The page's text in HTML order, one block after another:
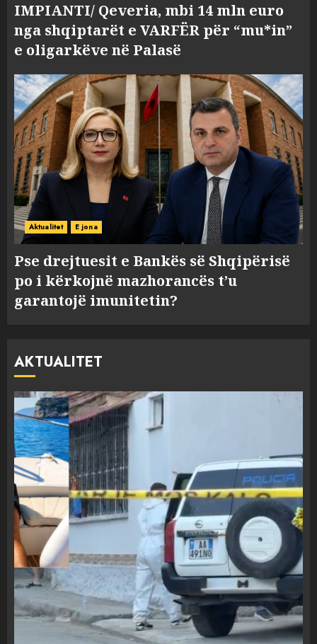
IMPIANTI/ Qeveria, mbi 14 mln euro
nga shqiptarët e VARFËR për “mu*in”
e oligarkëve në Palasë
Aktualitet E jona
Pse drejtuesit e Bankës së Shqipërisë
po i kërkojnë mazhorancës t’u
garantojë imunitetin?
AKTUALITET